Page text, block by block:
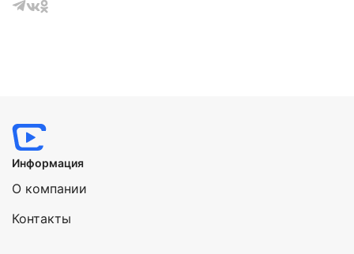
Информация
О компании
Контакты